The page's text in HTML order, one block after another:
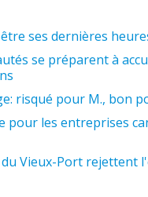
ses dernières
se préparent à
risqué pour M., bon
pour les entreprises
du Vieux-Port rejettent